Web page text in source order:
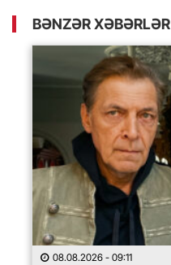
BƏNZƏR XƏBƏRLƏR
08.08.2026 - 09:11